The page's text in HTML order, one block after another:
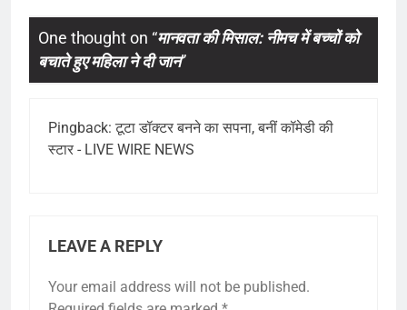
One thought on “मानवता की मिसाल: नीमच में बच्चों को
बचाते हुए महिला ने दी जान”
Pingback:टूटा डॉक्टर बनने का सपना, बनीं कॉमेडी की
स्टार - LIVE WIRE NEWS
LEAVE A REPLY
Your email address will not be published.